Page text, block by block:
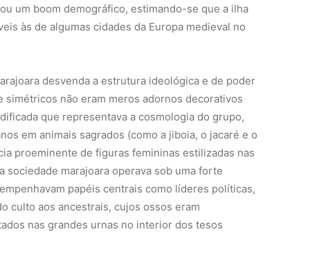
um boom demográfico, estimando-se que a ilha
às de algumas cidades da Europa medieval no
desvenda a estrutura ideológica e de poder
não eram meros adornos decorativos
que representava a cosmologia do grupo,
em animais sagrados (como a jiboia, o jacaré e o
proeminente de figuras femininas estilizadas nas
marajoara operava sob uma forte
papéis centrais como líderes políticas,
culto aos ancestrais, cujos ossos eram
nas grandes urnas no interior dos tesos